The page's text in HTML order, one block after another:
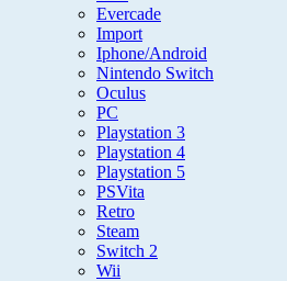
Evercade
Import
Iphone/Android
Nintendo Switch
Oculus
PC
Playstation 3
Playstation 4
Playstation 5
PSVita
Retro
Steam
Switch 2
Wii